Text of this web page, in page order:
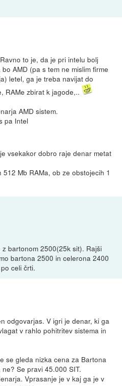
to je, da je pri intelu bolj
AMD (pa s tem ne mislim firme
letel, ga je treba navijat do
RAMe zbirat k jagode,..
AMD sistem.
pa Intel
vsekakor dobro raje denar metat
Mb RAMa, ob ze obstojecih 1
bartonom 2500(25k sit). Rajši
bartona 2500 in celerona 2400
celi črti.
odgovarjas. V igri je denar, ki ga
v rahlo pohitritev sistema in
se gleda nizka cena za Bartona
Se pravi 45.000 SIT.
Vprasanje je v kaj ga je v